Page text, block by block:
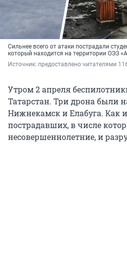
Сильнее всего от атаки пострадали
который находится на территории ОЭЗ
Источник: предоставлено читателями
Утром 2 апреля
Татарстан. Три дрона были
Нижнекамск и Елабуга. Как
пострадавших, в числе
несовершеннолетние, и